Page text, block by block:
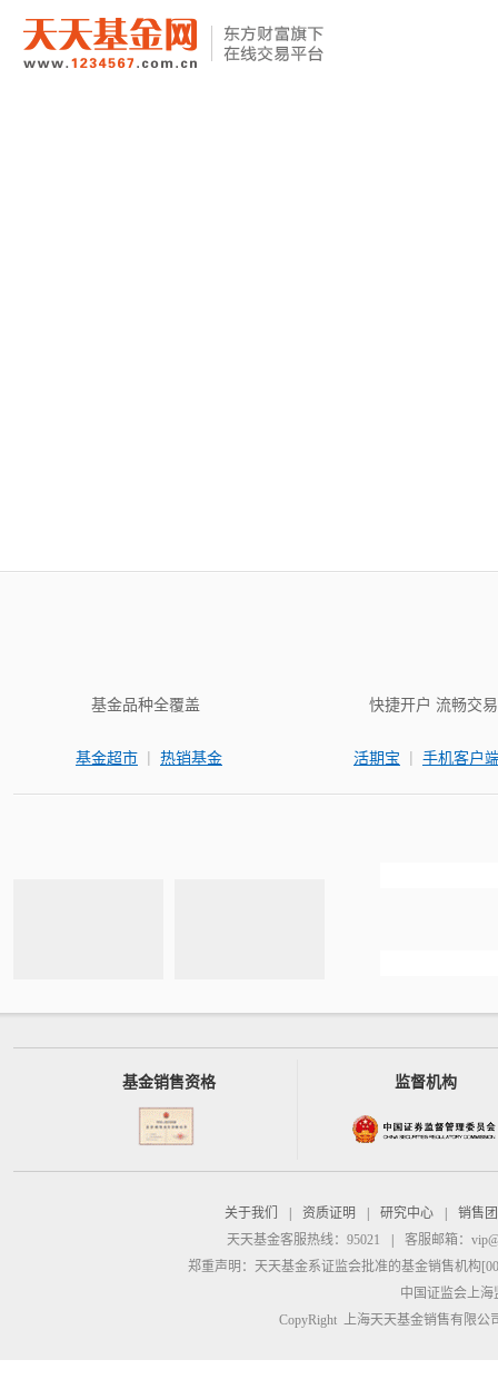
基金品种全覆盖
基金超市 | 热销基金
快捷开户 流畅交易
活期宝 | 手机客户
基金销售资格 监督机构
关于我们 资质证明 研究中心
销售
天天基金客服热线：95021
客服邮箱：
郑重声明： 天天基金系证监会批准的基金销售机构
中国证监会上
CopyRight 上海天天基金销售有限